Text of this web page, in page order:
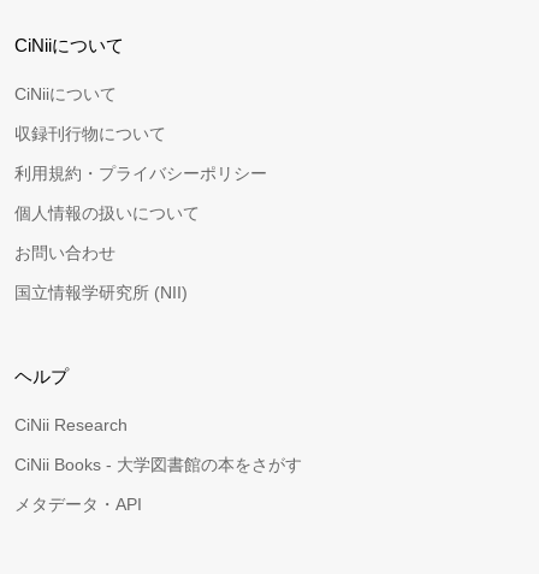
CiNiiについて
CiNiiについて
収録刊行物について
利用規約・プライバシーポリシー
個人情報の扱いについて
お問い合わせ
国立情報学研究所 (NII)
ヘルプ
CiNii Research
CiNii Books - 大学図書館の本をさがす
メタデータ・API